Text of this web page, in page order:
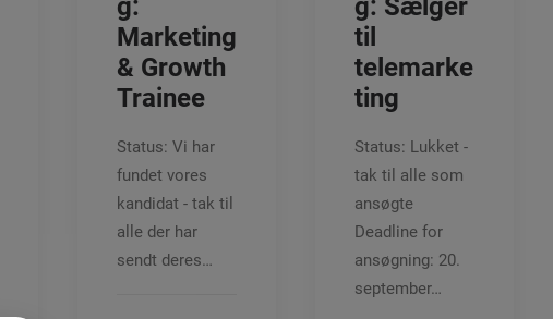
g:
Marketing
& Growth
Trainee
Status: Vi har
fundet vores
kandidat - tak til
alle der har
sendt deres…
g: Sælger
til
telemarke
ting
Status: Lukket -
tak til alle som
ansøgte
Deadline for
ansøgning: 20.
september…